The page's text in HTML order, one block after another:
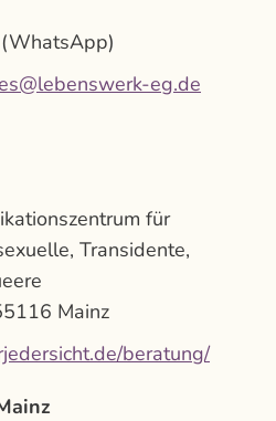
eg.de
für
Transidente,
Mainz
beratung/